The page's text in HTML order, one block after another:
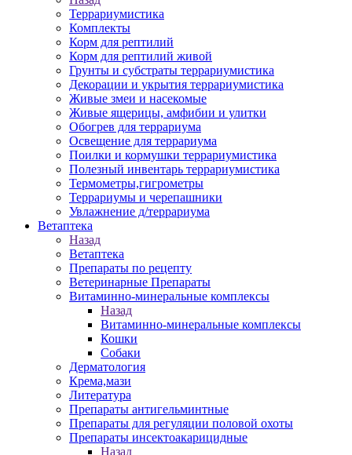
Террариумистика
Комплекты
Корм для рептилий
Корм для рептилий живой
Грунты и субстраты террариумистика
Декорации и укрытия террариумистика
Живые змеи и насекомые
Живые ящерицы, амфибии и улитки
Обогрев для террариума
Освещение для террариума
Поилки и кормушки террариумистика
Полезный инвентарь террариумистика
Термометры,гигрометры
Террариумы и черепашники
Увлажнение д/террариума
Ветаптека
Назад
Ветаптека
Препараты по рецепту
Ветеринарные Препараты
Витаминно-минеральные комплексы
Назад
Витаминно-минеральные комплексы
Кошки
Собаки
Дерматология
Крема,мази
Литература
Препараты антигельминтные
Препараты для регуляции половой охоты
Препараты инсектоакарицидные
Назад